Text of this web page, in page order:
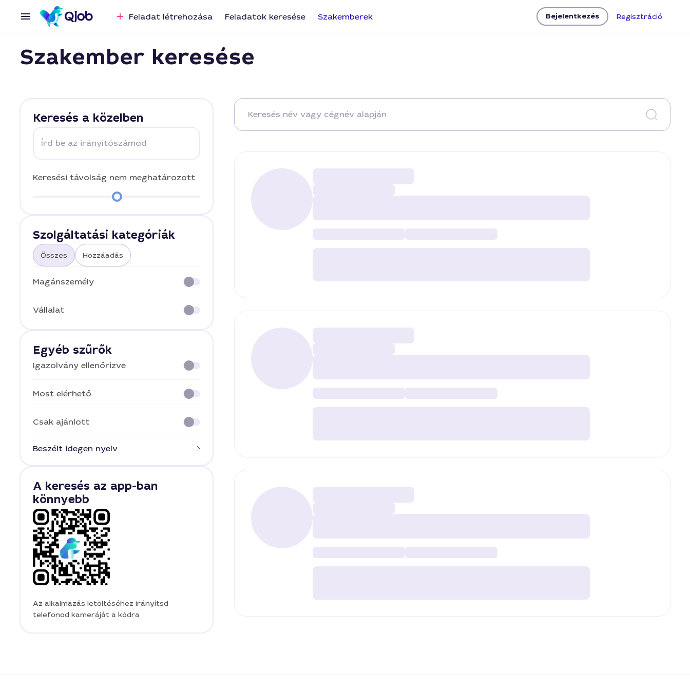
Feladat létrehozása Feladatok keresése Szakemberek Bejelentkezés Regisztráció
Szakember keresése
Keresés a közelben
Írd be az irányítószámod
Keresési távolság nem meghatározott
Szolgáltatási kategóriák
Összes Hozzáadás
Magánszemély
Vállalat
Egyéb szűrők
Igazolvány ellenőrizve
Most elérhető
Csak ajánlott
Beszélt idegen nyelv
A keresés az app-ban
könnyebb
Az alkalmazás letöltéséhez irányítsd
telefonod kameráját a kódra